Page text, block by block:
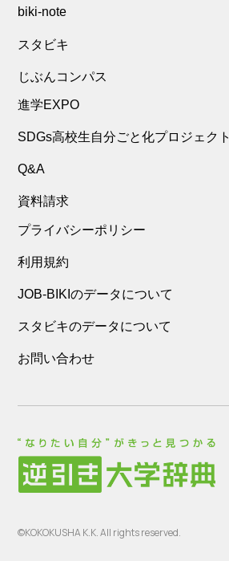
biki-note
スタビキ
じぶんコンパス
進学EXPO
SDGs高校生自分ごと化プロジェクト
Q&A
資料請求
プライバシーポリシー
利用規約
JOB-BIKIのデータについて
スタビキのデータについて
お問い合わせ
©KOKOKUSHA K.K. All rights reserved.